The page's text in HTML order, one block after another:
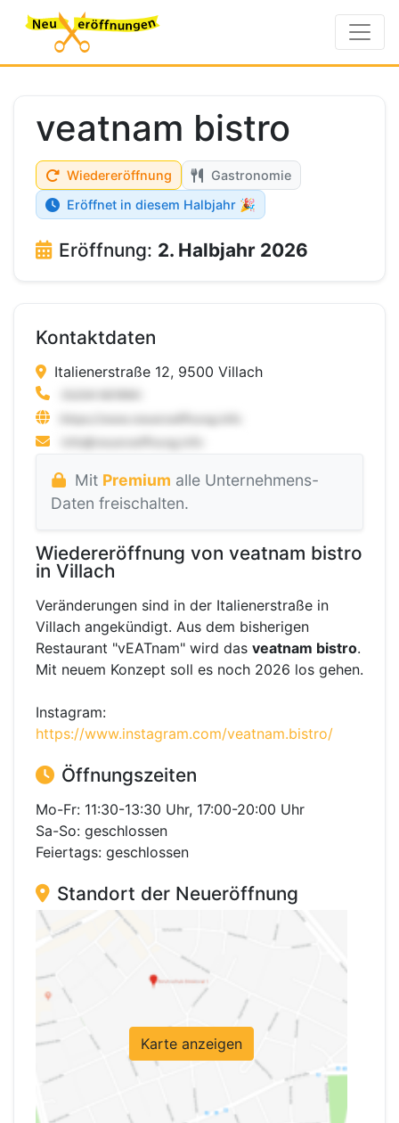
veatnam bistro
Wiedereröffnung
Gastronomie
Eröffnet in diesem Halbjahr 🎉
Eröffnung: 2. Halbjahr 2026
Kontaktdaten
Italienerstraße 12, 9500 Villach
Mit Premium alle Unternehmens-
Daten freischalten.
Wiedereröffnung von veatnam bistro
in Villach
Veränderungen sind in der Italienerstraße in
Villach angekündigt. Aus dem bisherigen
Restaurant "vEATnam" wird das veatnam bistro.
Mit neuem Konzept soll es noch 2026 los gehen.
Instagram:
https://www.instagram.com/veatnam.bistro/
Öffnungszeiten
Mo-Fr: 11:30-13:30 Uhr, 17:00-20:00 Uhr
Sa-So: geschlossen
Feiertags: geschlossen
Standort der Neueröffnung
Karte anzeigen